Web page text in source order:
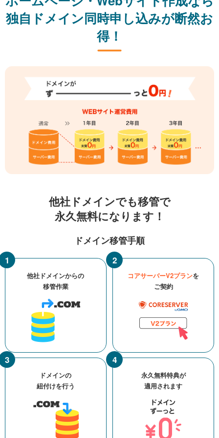
独自ドメイン同時申し込みが断然お
得！
他社ドメインでも移管で
永久無料になります！
ドメイン移管手順
他社ドメインからの
移管作業
コアサーバーV2プランを
ご契約
ドメインの
紐付けを行う
永久無料特典が
適用されます